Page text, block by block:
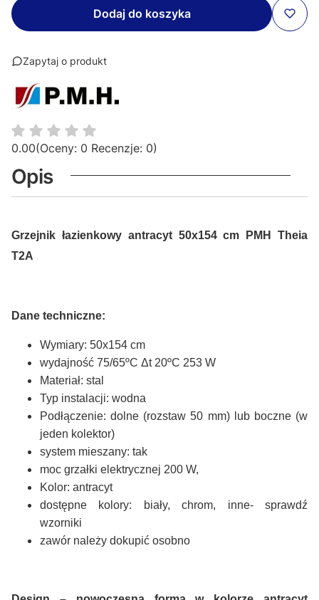
Dodaj do koszyka
Zapytaj o produkt
0.00(Oceny: 0 Recenzje: 0)
Opis
Grzejnik łazienkowy antracyt 50x154 cm PMH Theia
T2A
Dane techniczne:
Wymiary: 50x154 cm
wydajność 75/65ºC Δt 20ºC 253 W
Materiał: stal
Typ instalacji: wodna
Podłączenie: dolne (rozstaw 50 mm) lub boczne (w
jeden kolektor)
system mieszany: tak
moc grzałki elektrycznej 200 W,
Kolor: antracyt
dostępne kolory: biały, chrom, inne- sprawdź
wzorniki
zawór należy dokupić osobno